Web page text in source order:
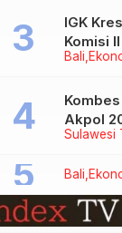
Bali
IGK
Komisi
Angkat
Sulawesi
Akpol
Bali